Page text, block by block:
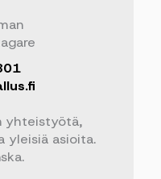
yhteistyötä,
yleisiä asioita.